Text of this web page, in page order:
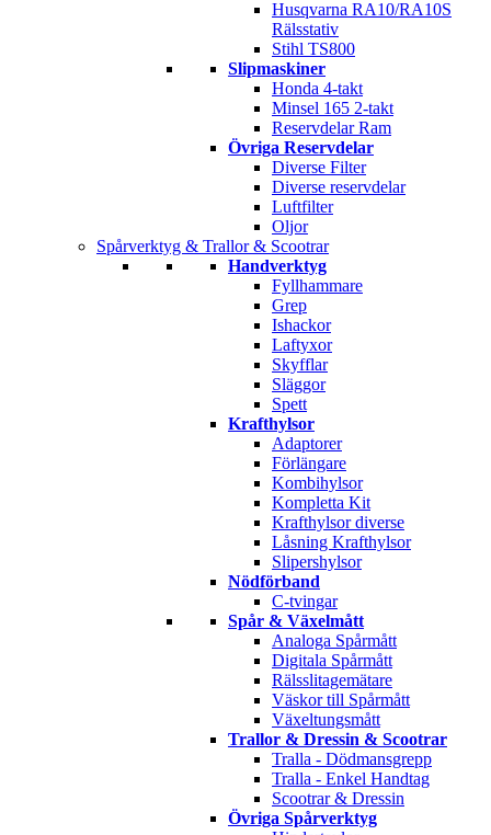
Husqvarna RA10/RA10S
Rälsstativ
Stihl TS800
Slipmaskiner
Honda 4-takt
Minsel 165 2-takt
Reservdelar Ram
Övriga Reservdelar
Diverse Filter
Diverse reservdelar
Luftfilter
Oljor
Spårverktyg & Trallor & Scootrar
Handverktyg
Fyllhammare
Grep
Ishackor
Laftyxor
Skyfflar
Släggor
Spett
Krafthylsor
Adaptorer
Förlängare
Kombihylsor
Kompletta Kit
Krafthylsor diverse
Låsning Krafthylsor
Slipershylsor
Nödförband
C-tvingar
Spår & Växelmått
Analoga Spårmått
Digitala Spårmått
Rälsslitagemätare
Väskor till Spårmått
Växeltungsmått
Trallor & Dressin & Scootrar
Tralla - Dödmansgrepp
Tralla - Enkel Handtag
Scootrar & Dressin
Övriga Spårverktyg